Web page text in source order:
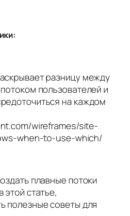
разницу между
пользователей и
на каждом
wireframes/site-
when-to-use-which/
плавные потоки
этой статье,
полезные советы для